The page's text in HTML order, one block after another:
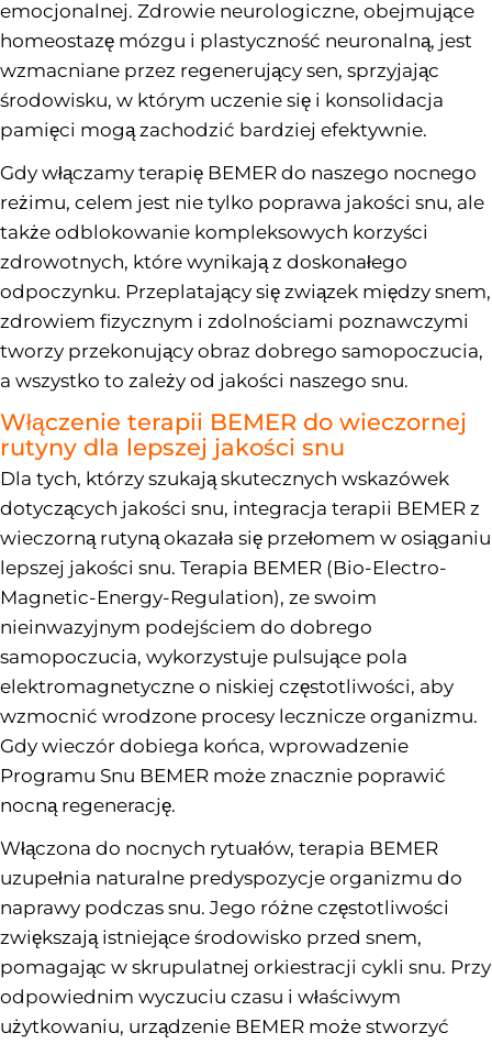
emocjonalnej. Zdrowie neurologiczne, obejmujące
homeostazę mózgu i plastyczność neuronalną, jest
wzmacniane przez regenerujący sen, sprzyjając
środowisku, w którym uczenie się i konsolidacja
pamięci mogą zachodzić bardziej efektywnie.
Gdy włączamy terapię BEMER do naszego nocnego
reżimu, celem jest nie tylko poprawa jakości snu, ale
także odblokowanie kompleksowych korzyści
zdrowotnych, które wynikają z doskonałego
odpoczynku. Przeplatający się związek między snem,
zdrowiem fizycznym i zdolnościami poznawczymi
tworzy przekonujący obraz dobrego samopoczucia,
a wszystko to zależy od jakości naszego snu.
Włączenie terapii BEMER do wieczornej
rutyny dla lepszej jakości snu
Dla tych, którzy szukają skutecznych wskazówek
dotyczących jakości snu, integracja terapii BEMER z
wieczorną rutyną okazała się przełomem w osiąganiu
lepszej jakości snu. Terapia BEMER (Bio-Electro-
Magnetic-Energy-Regulation), ze swoim
nieinwazyjnym podejściem do dobrego
samopoczucia, wykorzystuje pulsujące pola
elektromagnetyczne o niskiej częstotliwości, aby
wzmocnić wrodzone procesy lecznicze organizmu.
Gdy wieczór dobiega końca, wprowadzenie
Programu Snu BEMER może znacznie poprawić
nocną regenerację.
Włączona do nocnych rytuałów, terapia BEMER
uzupełnia naturalne predyspozycje organizmu do
naprawy podczas snu. Jego różne częstotliwości
zwiększają istniejące środowisko przed snem,
pomagając w skrupulatnej orkiestracji cykli snu. Przy
odpowiednim wyczuciu czasu i właściwym
użytkowaniu, urządzenie BEMER może stworzyć